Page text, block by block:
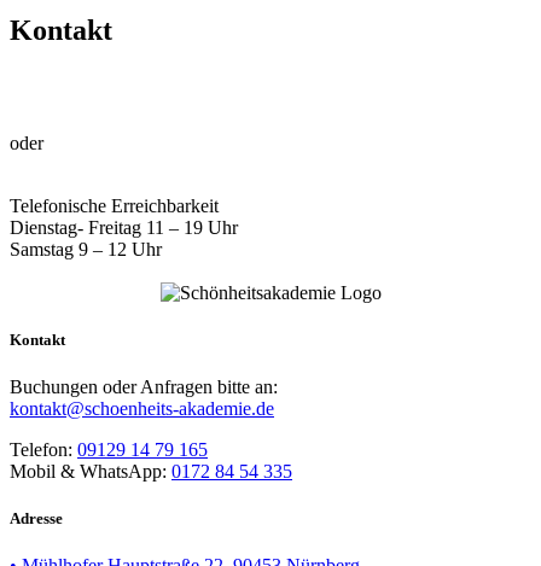
Kontakt
oder
Telefonische Erreichbarkeit
Dienstag- Freitag 11 – 19 Uhr
Samstag 9 – 12 Uhr
Kontakt
Buchungen oder Anfragen bitte an:
kontakt@schoenheits-akademie.de
Telefon: 09129 14 79 165
Mobil & WhatsApp: 0172 84 54 335
Adresse